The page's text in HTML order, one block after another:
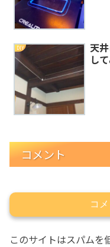
DIY
天
し
コメント
コ
このサイトはスパムを